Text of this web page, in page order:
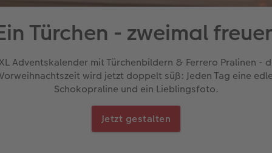
Türchen - zweimal
Adventskalender mit Türchenbildern & Ferrero Pralinen -
wird jetzt doppelt süß: Jeden Tag eine edle
Schokopraline und ein Lieblingsfoto.
Jetzt gestalten